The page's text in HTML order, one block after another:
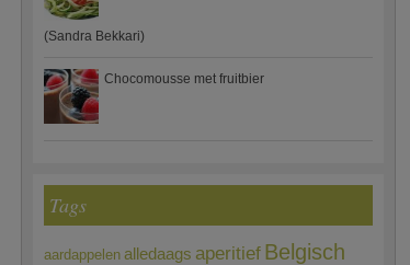
(Sandra Bekkari)
Chocomousse met fruitbier
Tags
aardappelen alledaags aperitief Belgisch